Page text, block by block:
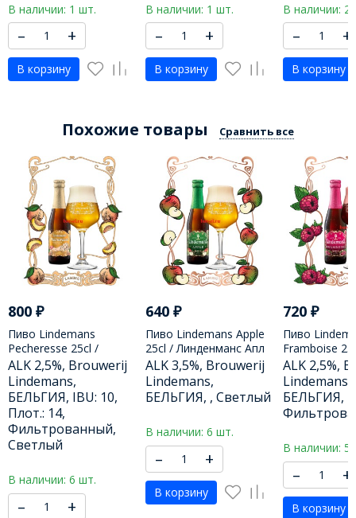
В наличии: 1 шт.
– +
В корзину
В наличии: 1 шт.
– +
В корзину
В наличии: 2
– +
В корзину
Похожие товары Сравнить все
800 ₽
Пиво Lindemans
Pecheresse 25cl /
Линденманс Печерессе
250 МЛ
ALK 2,5%, Brouwerij
Lindemans,
БЕЛЬГИЯ, IBU: 10,
Плот.: 14,
Фильтрованный,
Светлый
В наличии: 6 шт.
– +
640 ₽
Пиво Lindemans Apple
25cl / Линденманс Aпл
250 МЛ
ALK 3,5%, Brouwerij
Lindemans,
БЕЛЬГИЯ, , Светлый
В наличии: 6 шт.
– +
В корзину
720 ₽
Пиво
Framboise
Линденманс
250 МЛ
ALK 2,5%,
Lindemans,
БЕЛЬГИЯ,
В наличии: 5
– +
В корзину